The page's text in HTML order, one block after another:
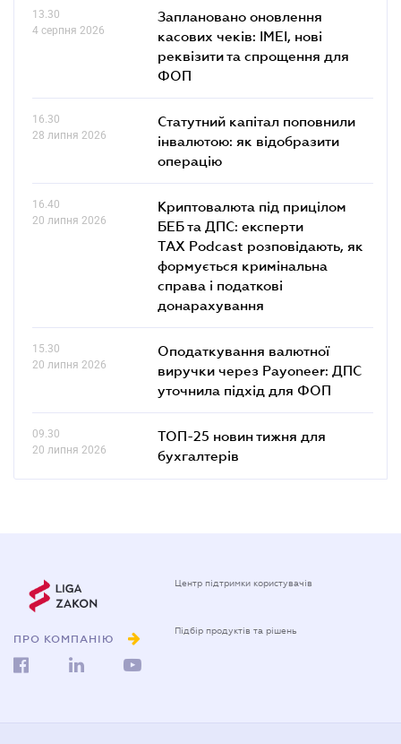
13.30
4 серпня 2026
Заплановано оновлення
касових чеків: IMEI, нові
реквізити та спрощення для
ФОП
16.30
28 липня 2026
Статутний капітал поповнили
інвалютою: як відобразити
операцію
16.40
20 липня 2026
Криптовалюта під прицілом
БЕБ та ДПС: експерти
TAX Podcast розповідають, як
формується кримінальна
справа і податкові
донарахування
15.30
20 липня 2026
Оподаткування валютної
виручки через Payoneer: ДПС
уточнила підхід для ФОП
09.30
20 липня 2026
ТОП-25 новин тижня для
бухгалтерів
ПРО КОМПАНІЮ
Центр підтримки користувачів
Підбір продуктів та рішень